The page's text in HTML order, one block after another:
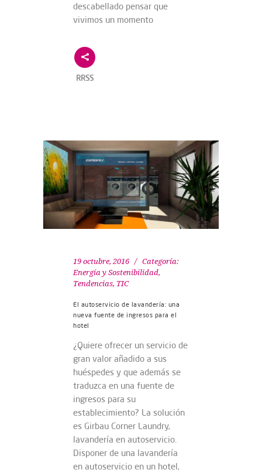
descabellado pensar que
vivimos un momento
RRSS
19 octubre, 2016
Categoría:
Energía y Sostenibilidad,
Tendencias, TIC
El autoservicio de lavandería: una
nueva fuente de ingresos para el
hotel
¿Quiere ofrecer un servicio de
gran valor añadido a sus
huéspedes y que además se
traduzca en una fuente de
ingresos para su
establecimiento? La solución
es Girbau Corner Laundry,
lavandería en autoservicio.
Disponer de una lavandería
en autoservicio en un hotel,